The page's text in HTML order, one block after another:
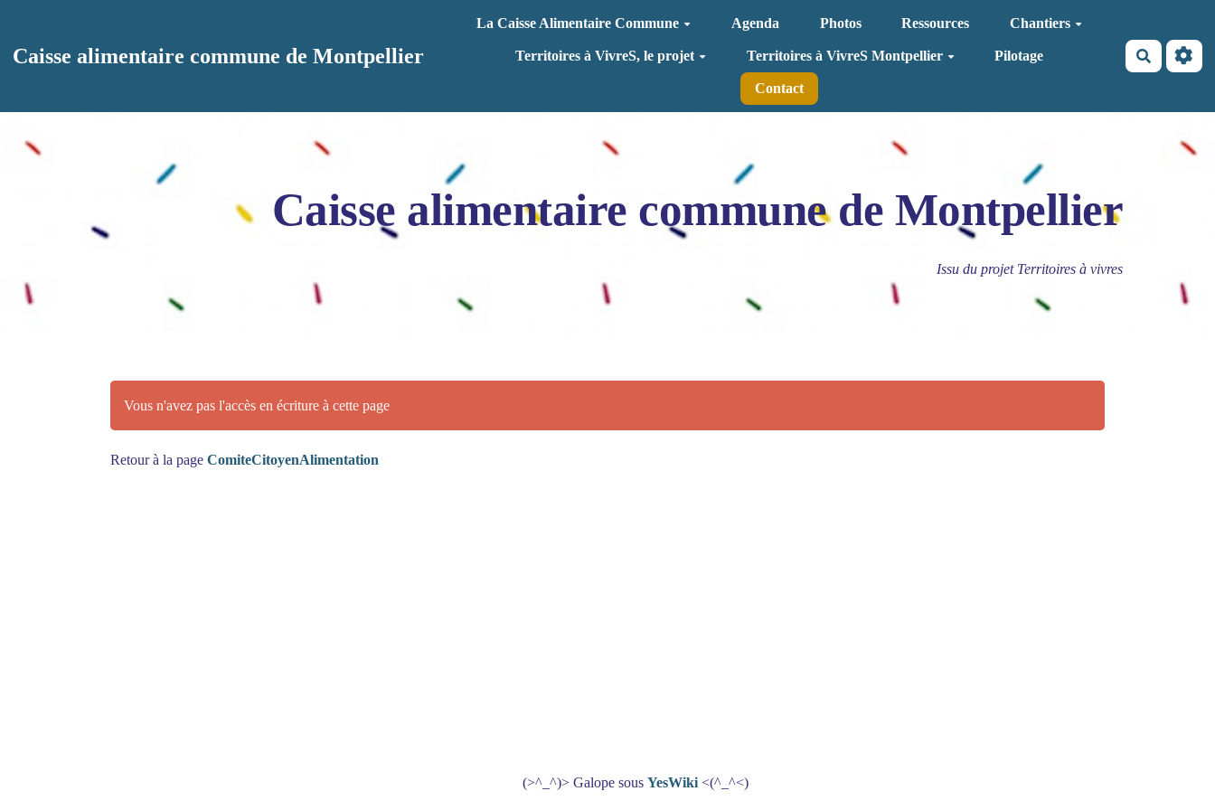
Caisse alimentaire commune de Montpellier
La Caisse Alimentaire Commune Agenda Photos Ressources Chantiers
Territoires à VivreS, le projet Territoires à VivreS Montpellier Pilotage
Contact
Caisse alimentaire commune de Montpellier
Issu du projet Territoires à vivres
Vous n'avez pas l'accès en écriture à cette page
Retour à la page ComiteCitoyenAlimentation
(>^_^)> Galope sous YesWiki <(^_^<)